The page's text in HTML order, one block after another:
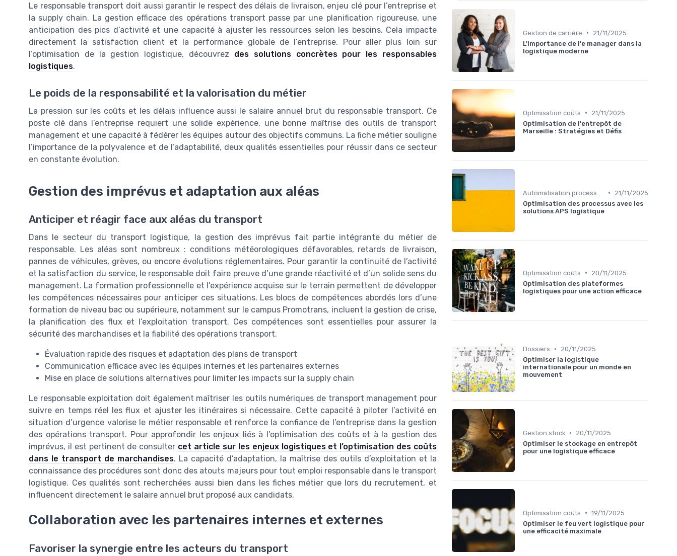
Le responsable transport doit aussi garantir le respect des délais de livraison, enjeu clé pour l’entreprise et
la supply chain. La gestion efficace des opérations transport passe par une planification rigoureuse, une
anticipation des pics d’activité et une capacité à ajuster les ressources selon les besoins. Cela impacte
directement la satisfaction client et la performance globale de l’entreprise. Pour aller plus loin sur
l’optimisation de la gestion logistique, découvrez des solutions concrètes pour les responsables
logistiques.
Le poids de la responsabilité et la valorisation du métier
La pression sur les coûts et les délais influence aussi le salaire annuel brut du responsable transport. Ce
poste clé dans l’entreprise requiert une solide expérience, une bonne maîtrise des outils de transport
management et une capacité à fédérer les équipes autour des objectifs communs. La fiche métier souligne
l’importance de la polyvalence et de l’adaptabilité, deux qualités essentielles pour réussir dans ce secteur
en constante évolution.
Gestion des imprévus et adaptation aux aléas
Anticiper et réagir face aux aléas du transport
Dans le secteur du transport logistique, la gestion des imprévus fait partie intégrante du métier de
responsable. Les aléas sont nombreux : conditions météorologiques défavorables, retards de livraison,
pannes de véhicules, grèves, ou encore évolutions réglementaires. Pour garantir la continuité de l’activité
et la satisfaction du service, le responsable doit faire preuve d’une grande réactivité et d’un solide sens du
management. La formation professionnelle et l’expérience acquise sur le terrain permettent de développer
les compétences nécessaires pour anticiper ces situations. Les blocs de compétences abordés lors d’une
formation de niveau bac ou supérieure, notamment sur le campus Promotrans, incluent la gestion de crise,
la planification des flux et l’exploitation transport. Ces compétences sont essentielles pour assurer la
sécurité des marchandises et la fiabilité des opérations transport.
Évaluation rapide des risques et adaptation des plans de transport
Communication efficace avec les équipes internes et les partenaires externes
Mise en place de solutions alternatives pour limiter les impacts sur la supply chain
Le responsable exploitation doit également maîtriser les outils numériques de transport management pour
suivre en temps réel les flux et ajuster les itinéraires si nécessaire. Cette capacité à piloter l’activité en
situation d’urgence valorise le métier responsable et renforce la confiance de l’entreprise dans la gestion
des opérations transport. Pour approfondir les enjeux liés à l’optimisation des coûts et à la gestion des
imprévus, il est pertinent de consulter cet article sur les enjeux logistiques et l’optimisation des coûts
dans le transport de marchandises. La capacité d’adaptation, la maîtrise des outils d’exploitation et la
connaissance des procédures sont donc des atouts majeurs pour tout emploi responsable dans le transport
logistique. Ces qualités sont recherchées aussi bien dans les fiches métier que lors du recrutement, et
influencent directement le salaire annuel brut proposé aux candidats.
Collaboration avec les partenaires internes et externes
Favoriser la synergie entre les acteurs du transport
Gestion de carrière •
21/11/2025
L'importance de l'e manager dans la
logistique moderne
Optimisation coûts •
21/11/2025
Optimisation de l'entrepôt de
Marseille : Stratégies et Défis
•
21/11/2025
Optimisation des processus avec les
solutions APS logistique
Optimisation coûts •
20/11/2025
Optimisation des plateformes
logistiques pour une action efficace
Dossiers •
20/11/2025
Optimiser la logistique
internationale pour un monde en
mouvement
Gestion stock •
20/11/2025
Optimiser le stockage en entrepôt
pour une logistique efficace
Optimisation coûts • 19/11/2025
Optimiser le feu vert logistique pour
une efficacité maximale